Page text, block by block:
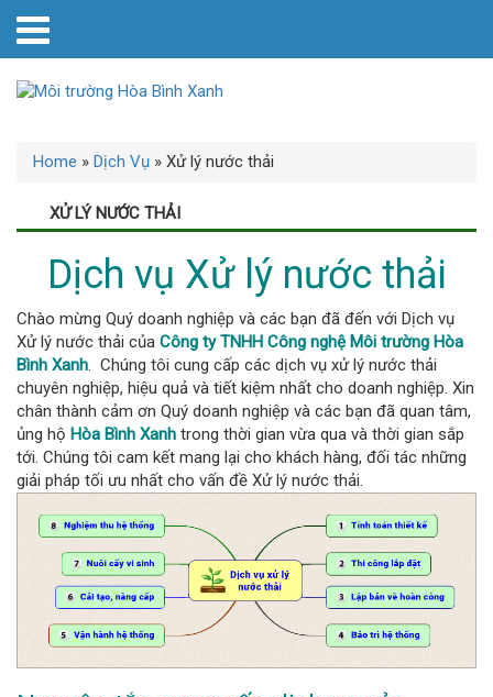
Home » Dịch Vụ » Xử lý nước thải
XỬ LÝ NƯỚC THẢI
Dịch vụ Xử lý nước thải
Chào mừng Quý doanh nghiệp và các bạn đã đến với Dịch vụ
Xử lý nước thải của Công ty TNHH Công nghệ Môi trường Hòa
Bình Xanh. Chúng tôi cung cấp các dịch vụ xử lý nước thải
chuyên nghiệp, hiệu quả và tiết kiệm nhất cho doanh nghiệp. Xin
chân thành cảm ơn Quý doanh nghiệp và các bạn đã quan tâm,
ủng hộ Hòa Bình Xanh trong thời gian vừa qua và thời gian sắp
tới. Chúng tôi cam kết mang lại cho khách hàng, đối tác những
giải pháp tối ưu nhất cho vấn đề Xử lý nước thải.